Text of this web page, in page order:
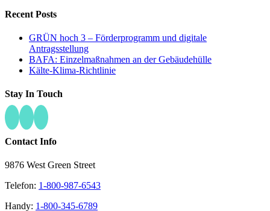
Recent Posts
GRÜN hoch 3 – Förderprogramm und digitale
Antragsstellung
BAFA: Einzelmaßnahmen an der Gebäudehülle
Kälte-Klima-Richtlinie
Stay In Touch
Contact Info
9876 West Green Street
Telefon: 1-800-987-6543
Handy: 1-800-345-6789